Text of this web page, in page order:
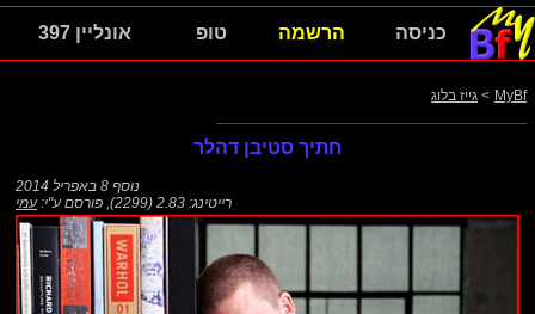
כניסה הרשמה טופ אונליין 397
MyBf
> גייז בלוג
חתיך סטיבן דהלר
נוסף 8 באפריל 2014
רייטינג: 2.83 (2299)
, פורסם ע"י: עמי